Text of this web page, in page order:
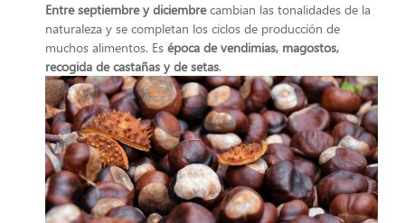
Entre septiembre y diciembrecambian las tonalidades de la
naturaleza y se completan los ciclos de producción de
muchos alimentos. Es época de vendimias, magostos,
recogida de castañas y de setas.